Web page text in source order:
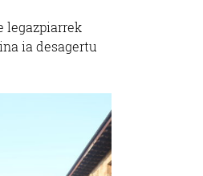
legazpiarrek
ia desagertu